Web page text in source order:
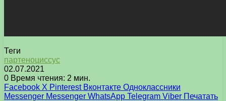
Теги
партеноциссус
02.07.2021
0 Время чтения: 2 мин.
Facebook X Pinterest Вконтакте Одноклассники
Messenger Messenger WhatsApp Telegram Viber Печатать